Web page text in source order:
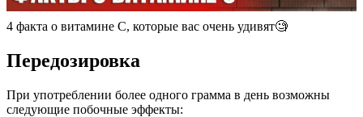
4 факта о витамине С, которые вас очень удивят🧐
Передозировка
При употреблении более одного грамма в день возможны
следующие побочные эффекты: